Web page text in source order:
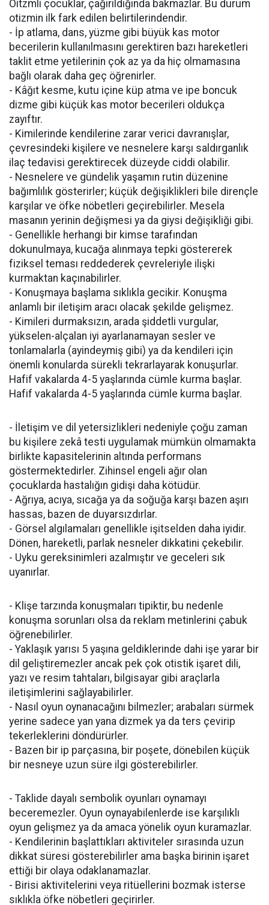
Oitzmli çocuklar, çağırıldığında bakmazlar. Bu durum
otizmin ilk fark edilen belirtilerindendir.
- İp atlama, dans, yüzme gibi büyük kas motor
becerilerin kullanılmasını gerektiren bazı hareketleri
taklit etme yetilerinin çok az ya da hiç olmamasına
bağlı olarak daha geç öğrenirler.
- Kâğıt kesme, kutu içine küp atma ve ipe boncuk
dizme gibi küçük kas motor becerileri oldukça
zayıftır.
- Kimilerinde kendilerine zarar verici davranışlar,
çevresindeki kişilere ve nesnelere karşı saldırganlık
ilaç tedavisi gerektirecek düzeyde ciddi olabilir.
- Nesnelere ve gündelik yaşamın rutin düzenine
bağımlılık gösterirler; küçük değişiklikleri bile dirençle
karşılar ve öfke nöbetleri geçirebilirler. Mesela
masanın yerinin değişmesi ya da giysi değişikliği gibi.
- Genellikle herhangi bir kimse tarafından
dokunulmaya, kucağa alınmaya tepki göstererek
fiziksel teması reddederek çevreleriyle ilişki
kurmaktan kaçınabilirler.
- Konuşmaya başlama sıklıkla gecikir. Konuşma
anlamlı bir iletişim aracı olacak şekilde gelişmez.
- Kimileri durmaksızın, arada şiddetli vurgular,
yükselen-alçalan iyi ayarlanamayan sesler ve
tonlamalarla (ayindeymiş gibi) ya da kendileri için
önemli konularda sürekli tekrarlayarak konuşurlar.
Hafif vakalarda 4-5 yaşlarında cümle kurma başlar.
Hafif vakalarda 4-5 yaşlarında cümle kurma başlar.
- İletişim ve dil yetersizlikleri nedeniyle çoğu zaman
bu kişilere zekâ testi uygulamak mümkün olmamakta
birlikte kapasitelerinin altında performans
göstermektedirler. Zihinsel engeli ağır olan
çocuklarda hastalığın gidişi daha kötüdür.
- Ağrıya, acıya, sıcağa ya da soğuğa karşı bazen aşırı
hassas, bazen de duyarsızdırlar.
- Görsel algılamaları genellikle işitselden daha iyidir.
Dönen, hareketli, parlak nesneler dikkatini çekebilir.
- Uyku gereksinimleri azalmıştır ve geceleri sık
uyanırlar.
- Klişe tarzında konuşmaları tipiktir, bu nedenle
konuşma sorunları olsa da reklam metinlerini çabuk
öğrenebilirler.
- Yaklaşık yarısı 5 yaşına geldiklerinde dahi işe yarar bir
dil geliştiremezler ancak pek çok otistik işaret dili,
yazı ve resim tahtaları, bilgisayar gibi araçlarla
iletişimlerini sağlayabilirler.
- Nasıl oyun oynanacağını bilmezler; arabaları sürmek
yerine sadece yan yana dizmek ya da ters çevirip
tekerleklerini döndürürler.
- Bazen bir ip parçasına, bir poşete, dönebilen küçük
bir nesneye uzun süre ilgi gösterebilirler.
- Taklide dayalı sembolik oyunları oynamayı
beceremezler. Oyun oynayabilenlerde ise karşılıklı
oyun gelişmez ya da amaca yönelik oyun kuramazlar.
- Kendilerinin başlattıkları aktiviteler sırasında uzun
dikkat süresi gösterebilirler ama başka birinin işaret
ettiği bir olaya odaklanamazlar.
- Birisi aktivitelerini veya ritüellerini bozmak isterse
sıklıkla öfke nöbetleri geçirirler.